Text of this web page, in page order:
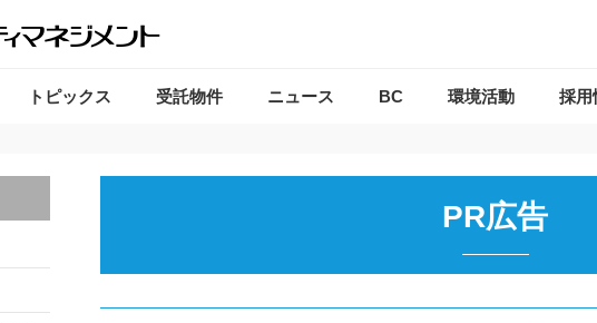
トピックス 受託物件 ニュース BC 環境活動 採用
PR広告